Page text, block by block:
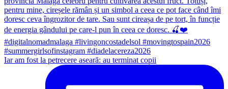
Iar am fost la petrecere aseară: au terminat copii